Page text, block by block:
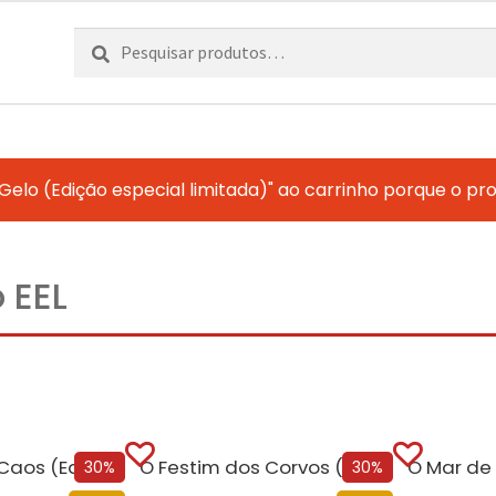
Pesquisar
por:
Pesquisa
(Edição especial limitada)" ao carrinho porque o
30%
Os Reinos do Caos (Edição especial limitada)
30%
O Festim dos Corvos (Edição especial limitada)